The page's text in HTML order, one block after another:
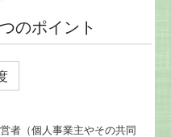
のポイント
者（個人事業主やその共同